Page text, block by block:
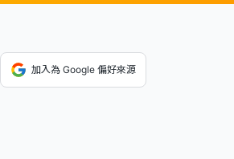
加入為 Google 偏好來源